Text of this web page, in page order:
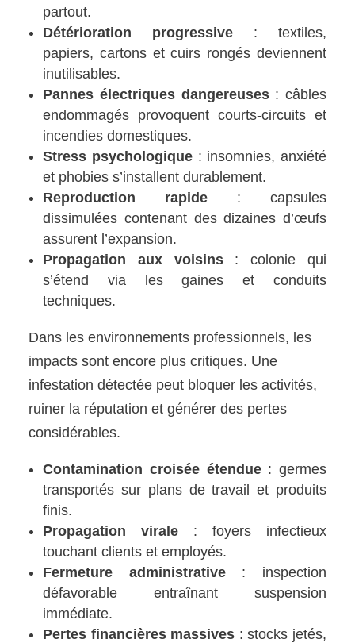
partout.
Détérioration progressive : textiles,
papiers, cartons et cuirs rongés deviennent
inutilisables.
Pannes électriques dangereuses: câbles
endommagés provoquent courts-circuits et
incendies domestiques.
Stress psychologique: insomnies, anxiété
et phobies s’installent durablement.
Reproduction rapide : capsules
dissimulées contenant des dizaines d’œufs
assurent l’expansion.
Propagation aux voisins: colonie qui
s’étend via les gaines et conduits
techniques.
Dans les environnements professionnels, les
impacts sont encore plus critiques. Une
infestation détectée peut bloquer les activités,
ruiner la réputation et générer des pertes
considérables.
Contamination croisée étendue: germes
transportés sur plans de travail et produits
finis.
Propagation virale : foyers infectieux
touchant clients et employés.
Fermeture administrative: inspection
défavorable entraînant suspension
immédiate.
Pertes financières massives : stocks jetés,